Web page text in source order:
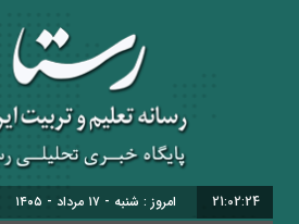
21:02:24 امروز : شنبه - ۱۷ مرداد - ۱۴۰۵